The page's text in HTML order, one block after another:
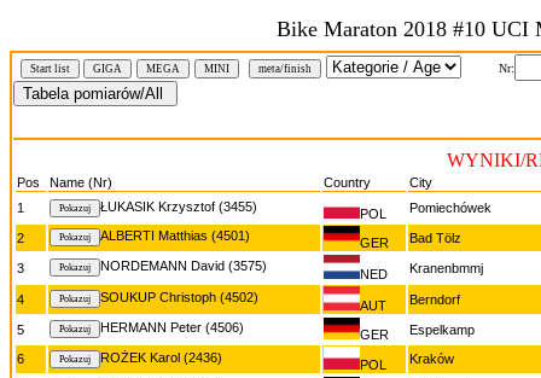
Bike Maraton 2018 #10 UCI
Start list GIGA MEGA MINI meta/finish Nr:
WYNIKI/
Pos Name (Nr) Country
City
1
ŁUKASIK Krzysztof (3455) POL Pomiechówek
2 ALBERTI Matthias (4501) GER Bad Tölz
3 NORDEMANN David (3575)
NED Kranenbmmj
4 SOUKUP Christoph (4502)
AUT Berndorf
5 HERMANN Peter (4506) GER
Espelkamp
6
ROŻEK Karol (2436) POL Kraków